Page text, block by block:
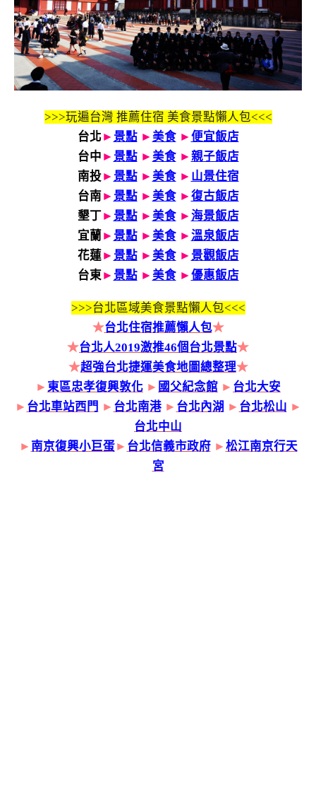
>>>玩遍台灣 推薦住宿 美食景點懶人包<<<
台北 ► 景點 ► 美食► 便宜飯店
台中 ► 景點 ► 美食► 親子飯店
南投► 景點 ► 美食► 山景住宿
台南► 景點 ► 美食► 復古飯店
墾丁► 景點 ► 美食► 海景飯店
宜蘭 ► 景點 ► 美食► 溫泉飯店
花蓮► 景點 ► 美食► 景觀飯店
台東► 景點 ► 美食► 優惠飯店
>>>台北區域美食景點懶人包<<<
★台北住宿推薦懶人包★
★台北人2019激推46個台北景點★
★超強台北捷運美食地圖總整理★
► 東區忠孝復興敦化 ► 國父紀念館 ► 台北大安
► 台北車站西門 ► 台北南港 ► 台北內湖 ► 台北松山 ►
台北中山
► 南京復興小巨蛋► 台北信義市政府► 松江南京行天
宮